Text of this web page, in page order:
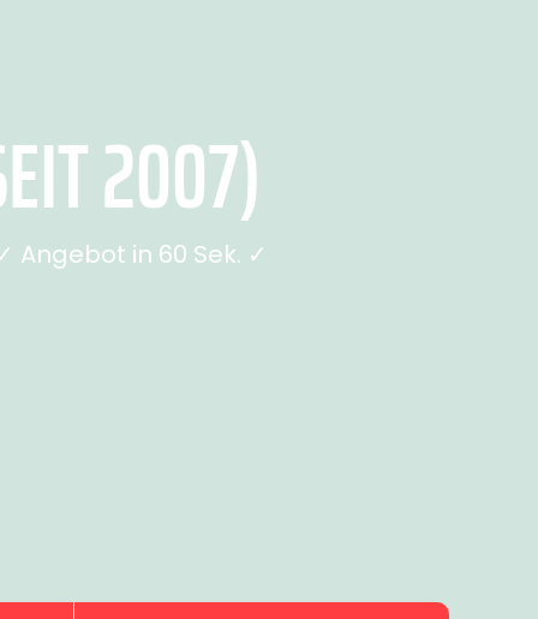
2007)
Angebot in 60 Sek. ✓